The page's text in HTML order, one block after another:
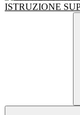
ISTRUZIONE